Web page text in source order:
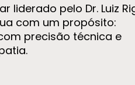
liderado pelo Dr. Luiz
com um propósito:
precisão técnica e